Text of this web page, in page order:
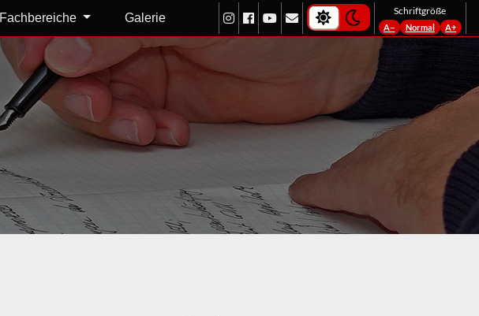
Fachbereiche Galerie light-theme
dark-theme Schriftgröße
A− Normal A+